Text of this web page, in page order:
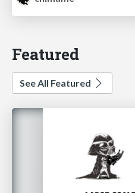
Featured
See All Featured